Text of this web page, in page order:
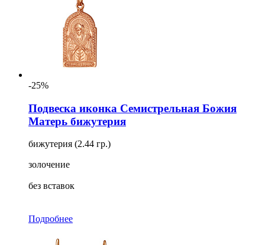
-25%
Подвеска иконка Семистрельная Божия
Матерь бижутерия
бижутерия (2.44 гр.)
золочение
без вставок
Подробнее